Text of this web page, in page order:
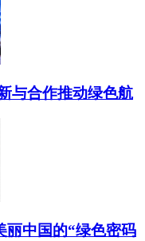
与合作推动绿色航
丽中国的“绿色密码